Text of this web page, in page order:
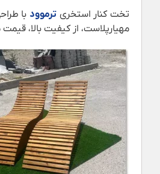
تخت کنار استخری ترموود با
مهیارپلاست، از کیفیت بالا،